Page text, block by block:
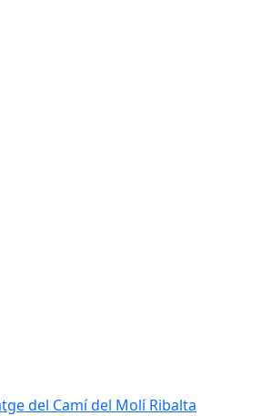
del Camí del Molí Ribalta